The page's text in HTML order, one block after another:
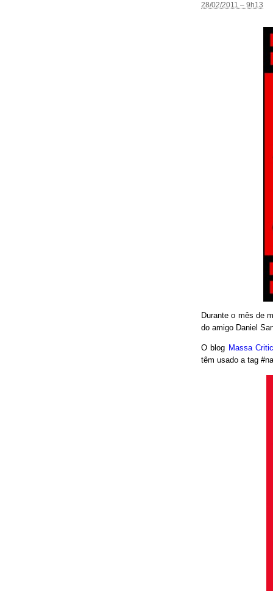
28/02/2011 – 9h13
Durante o mês de
do amigo Daniel
O blog Massa
têm usado a tag